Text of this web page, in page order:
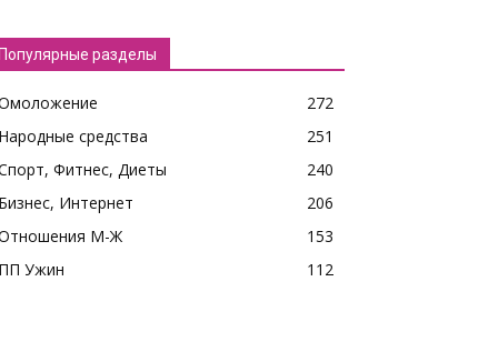
Популярные разделы
272
Народные средства
251
Фитнес, Диеты
240
Бизнес, Интернет
206
М-Ж
153
ПП Ужин
112